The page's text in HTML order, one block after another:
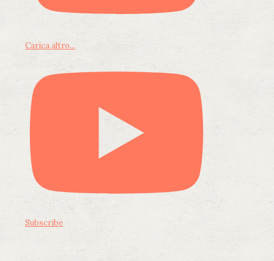
Carica altro...
Subscribe